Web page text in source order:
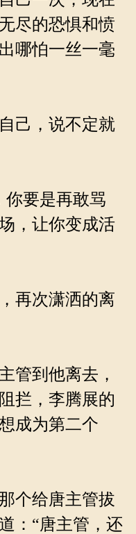
尽的恐惧和愤
哪怕一丝一毫
己，说不定就
要是再敢骂
，让你变成活
再次潇洒的离
管到他离去，
拦，李腾展的
成为第二个
个给唐主管拔
：“唐主管，还